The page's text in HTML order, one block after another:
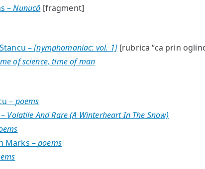
–Nunucă [fragment]
–[nymphomaniac: vol. 1][rubrica “ca prin
of science, time of man
– poems
Volatile And Rare (A Winterheart In The Snow)
Marks –poems